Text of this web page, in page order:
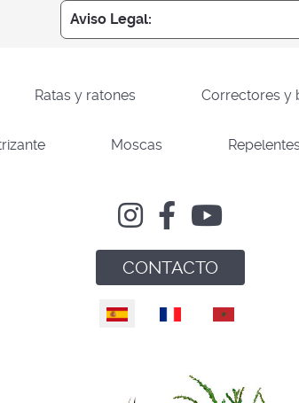
Aviso Legal:
Ratas y ratones Correctores y
Moscas
CONTACTO
Seleccione su idioma